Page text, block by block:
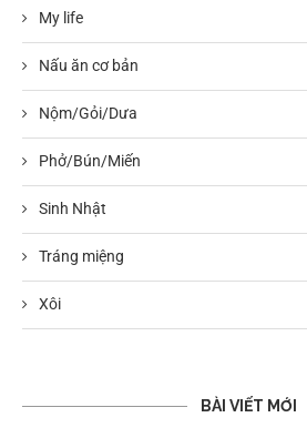
My life
Nấu ăn cơ bản
Nộm/Gỏi/Dưa
Phở/Bún/Miến
Sinh Nhật
Tráng miệng
Xôi
BÀI VIẾT MỚI